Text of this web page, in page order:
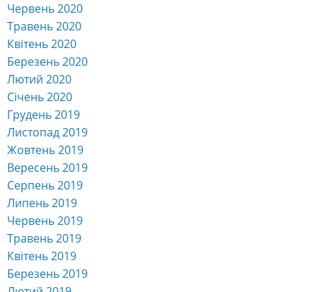
Червень 2020
Травень 2020
Квітень 2020
Березень 2020
Лютий 2020
Січень 2020
Грудень 2019
Листопад 2019
Жовтень 2019
Вересень 2019
Серпень 2019
Липень 2019
Червень 2019
Травень 2019
Квітень 2019
Березень 2019